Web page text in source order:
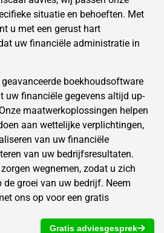
situatie en behoeften. Met
u met een gerust hart
uw financiële administratie in
boekhoudsoftware
uw financiële gegevens altijd up-
maatwerkoplossingen helpen
aan wettelijke verplichtingen,
van uw financiële
van uw bedrijfsresultaten.
wegnemen, zodat u zich
groei van uw bedrijf. Neem
ons op voor een gratis
Gratis adviesgesprek